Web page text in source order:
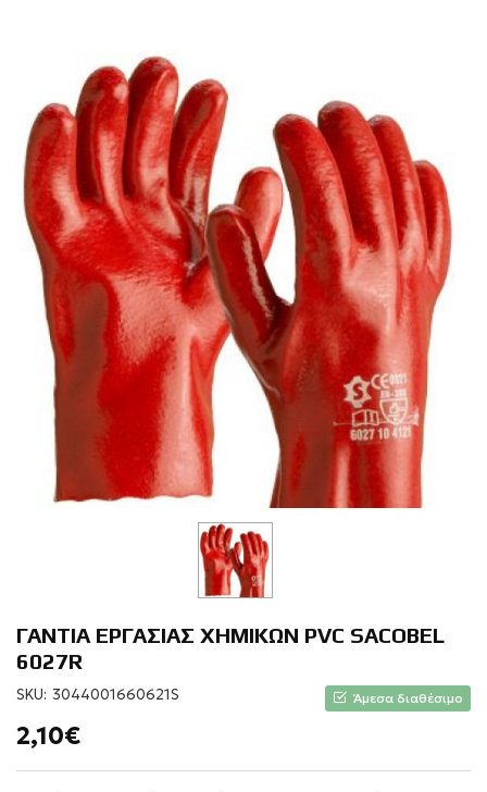
ΓΑΝΤΙΑ ΕΡΓΑΣΙΑΣ ΧΗΜΙΚΩΝ PVC SACOBEL
6027R
SKU: 3044001660621S Άμεσα διαθέσιμο
2,10€